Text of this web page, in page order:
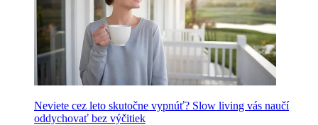
Neviete cez leto skutočne vypnúť? Slow living vás naučí
oddychovať bez výčitiek